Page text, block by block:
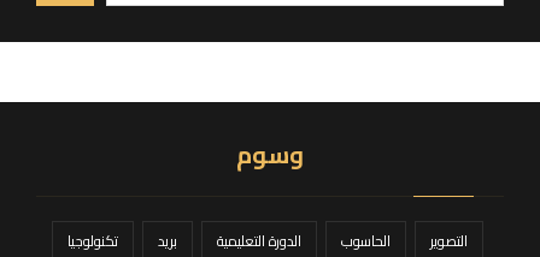
وسوم
التصوير الحاسوب الدورة التعليمية بريد
تكنولوجيا